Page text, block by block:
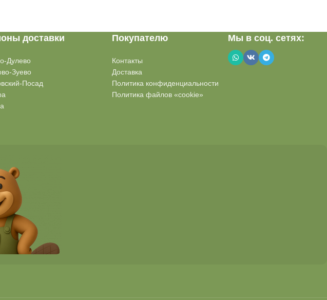
доставки
Дулево
Зуево
Посад
Покупателю
Контакты
Доставка
Политика конфиденциальности
Политика файлов «cookie»
Мы в соц. сетях: